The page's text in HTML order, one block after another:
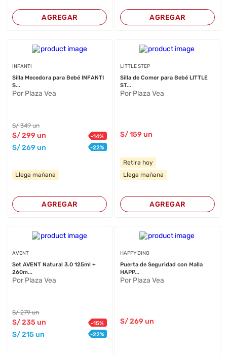
AGREGAR AGREGAR
INFANTI
Silla Mecedora para Bebé INFANTI
S...
Por Plaza Vea
S/349 un
S/299 un -14%
S/269 un -22%
Llega mañana
AGREGAR
LITTLE STEP
Silla de Comer para Bebé LITTLE
ST...
Por Plaza Vea
S/159 un
Retira hoy
Llega mañana
AGREGAR
AVENT
Set AVENT Natural 3.0 125ml +
260m...
Por Plaza Vea
S/279 un
S/235 un -15%
S/215 un -22%
HAPPY DINO
Puerta de Seguridad con Malla
HAPP...
Por Plaza Vea
S/269 un